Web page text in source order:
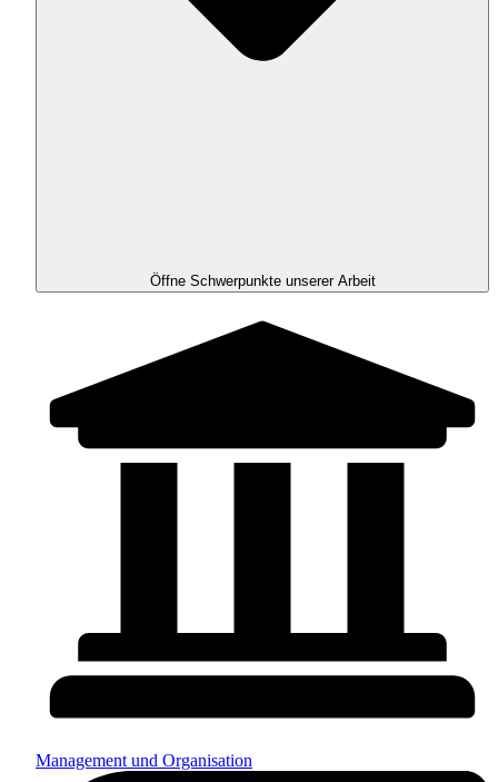
Öffne Schwerpunkte unserer Arbeit
Management und Organisation